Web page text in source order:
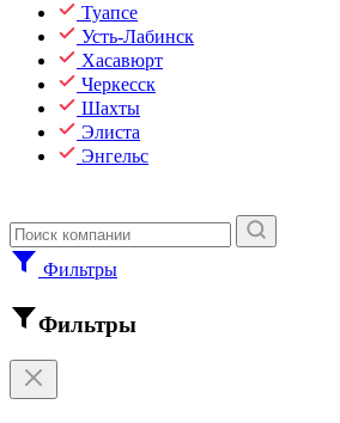
Туапсе
Усть-Лабинск
Хасавюрт
Черкесск
Шахты
Элиста
Энгельс
Фильтры
Фильтры